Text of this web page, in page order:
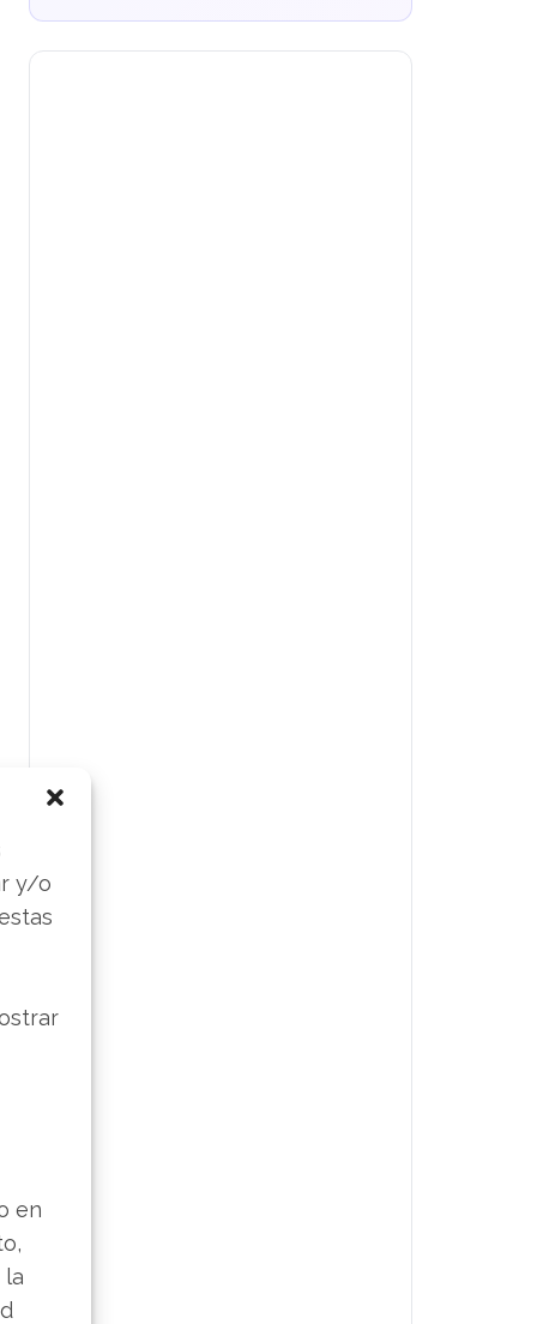
y/o
en
la